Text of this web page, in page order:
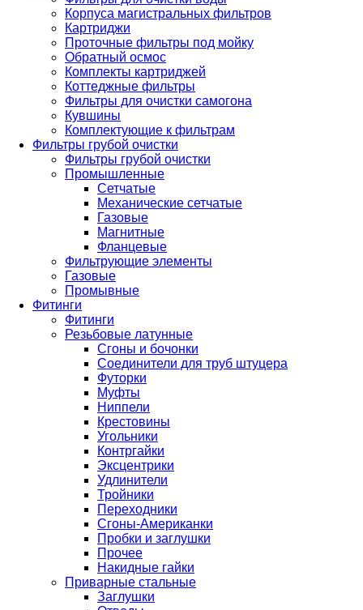
Корпуса магистральных фильтров
Картриджи
Проточные фильтры под мойку
Обратный осмос
Комплекты картриджей
Коттеджные фильтры
Фильтры для очистки самогона
Кувшины
Комплектующие к фильтрам
Фильтры грубой очистки
Фильтры грубой очистки
Промышленные
Сетчатые
Механические сетчатые
Газовые
Магнитные
Фланцевые
Фильтрующие элементы
Газовые
Промывные
Фитинги
Фитинги
Резьбовые латунные
Сгоны и бочонки
Соединители для труб штуцера
Футорки
Муфты
Ниппели
Крестовины
Угольники
Контргайки
Эксцентрики
Удлинители
Тройники
Переходники
Сгоны-Американки
Пробки и заглушки
Прочее
Накидные гайки
Приварные стальные
Заглушки